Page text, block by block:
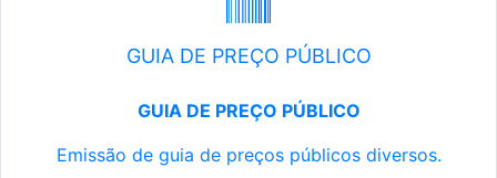
GUIA DE PREÇO PÚBLICO
GUIA DE PREÇO PÚBLICO
Emissão de guia de preços públicos diversos.